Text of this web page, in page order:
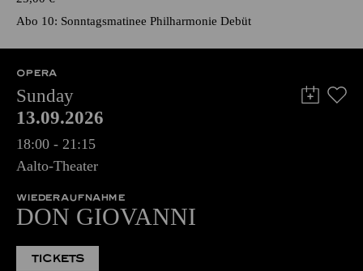
Abo 10: Sonntagsmatinee Philharmonie Debüt
OPERA
Sunday
13.09.2026
18:00 - 21:15
Aalto-Theater
WIEDERAUFNAHME
DON GIOVANNI
TICKETS